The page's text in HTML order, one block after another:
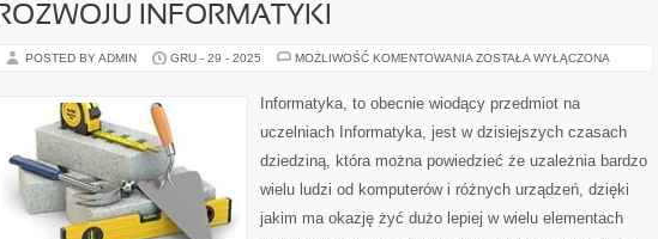
ROZWOJU INFORMATYKI
POSTED BY ADMIN GRU - 29 - 2025 MOŻLIWOŚĆ KOMENTOWANIA ROZWÓJ
OD
INFORMATYKI
ZOSTAŁA WYŁĄCZONA
Informatyka, to obecnie wiodący przedmiot na
uczelniach Informatyka, jest w dzisiejszych czasach
dziedziną, która można powiedzieć że uzależnia bardzo
wielu ludzi od komputerów i różnych urządzeń, dzięki
jakim ma okazję żyć dużo lepiej w wielu elementach